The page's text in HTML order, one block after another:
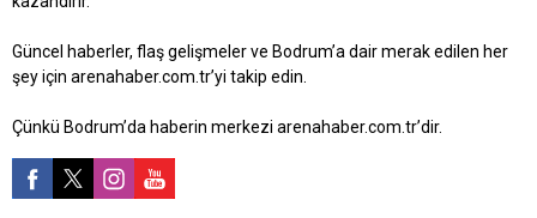
Güncel haberler, flaş gelişmeler ve Bodrum’a dair merak edilen her
şey için arenahaber.com.tr’yi takip edin.
Çünkü Bodrum’da haberin merkezi arenahaber.com.tr’dir.